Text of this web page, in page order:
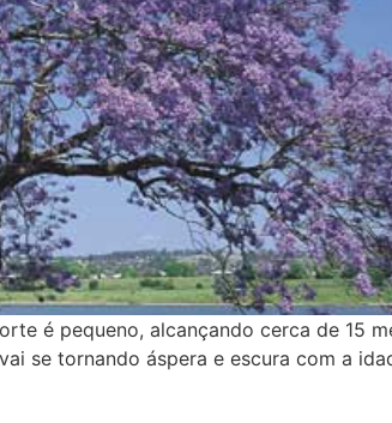
é pequeno, alcançando cerca de 15
se tornando áspera e escura com a